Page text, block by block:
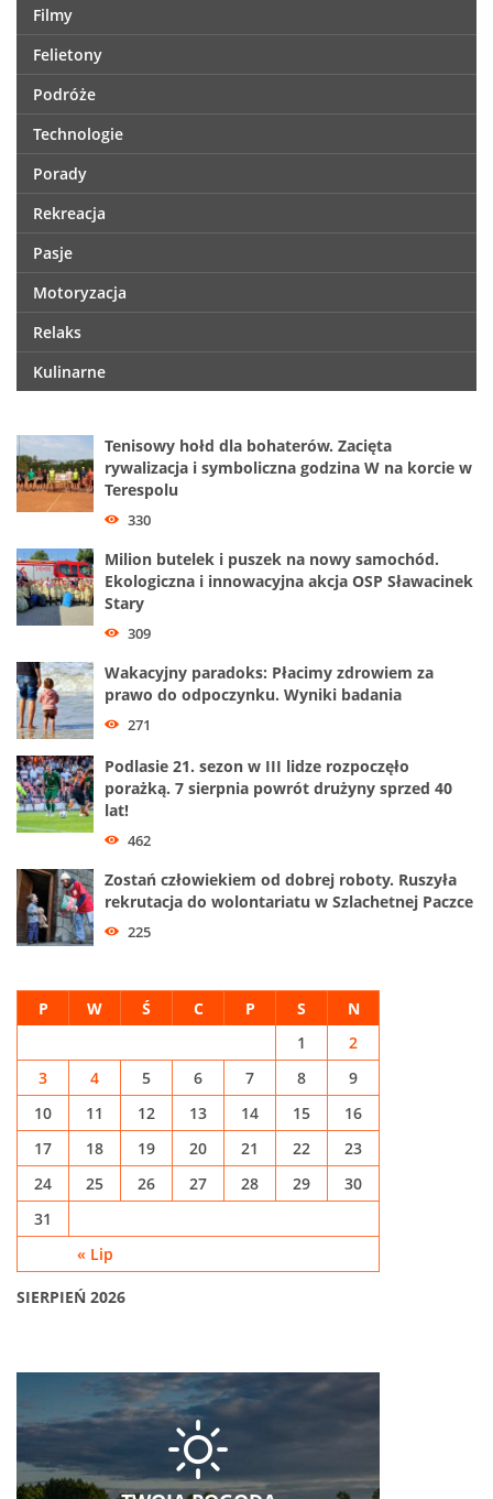
Filmy
Felietony
Podróże
Technologie
Porady
Rekreacja
Pasje
Motoryzacja
Relaks
Kulinarne
Tenisowy hołd dla bohaterów. Zacięta
rywalizacja i symboliczna godzina W na korcie w
Terespolu
330
Milion butelek i puszek na nowy samochód.
Ekologiczna i innowacyjna akcja OSP Sławacinek
Stary
309
Wakacyjny paradoks: Płacimy zdrowiem za
prawo do odpoczynku. Wyniki badania
271
Podlasie 21. sezon w III lidze rozpoczęło
porażką. 7 sierpnia powrót drużyny sprzed 40
lat!
462
Zostań człowiekiem od dobrej roboty. Ruszyła
rekrutacja do wolontariatu w Szlachetnej Paczce
225
SIERPIEŃ 2026
P W Ś C P S N
« Lip
1
2
3
4 5 6 7 8
9
10
11 12 13 14 15
16
17
18 19 20 21 22
23
24
25 26 27 28 29
30
31